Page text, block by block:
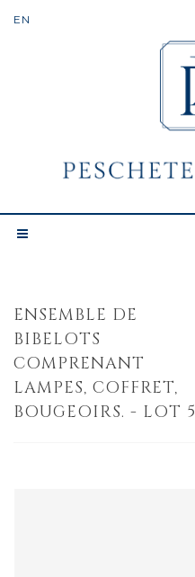
ENSEMBLE DE
BIBELOTS
COMPRENANT
LAMPES, COFFRET,
BOUGEOIRS. - LOT 5